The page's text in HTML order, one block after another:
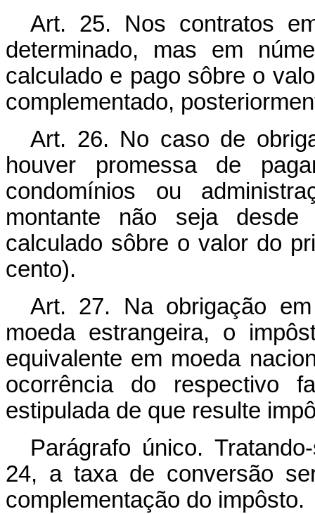
Art. 25. Nos contratos
determinado, mas em
calculado e pago sôbre o
complementado,
Art. 26. No caso de
houver promessa de
condomínios ou
montante não seja
calculado sôbre o valor do
cento).
Art. 27. Na obrigação
moeda estrangeira, o
equivalente em moeda
ocorrência do respectivo
estipulada de que resulte
Parágrafo único.
24, a taxa de conversão
complementação do impôsto.